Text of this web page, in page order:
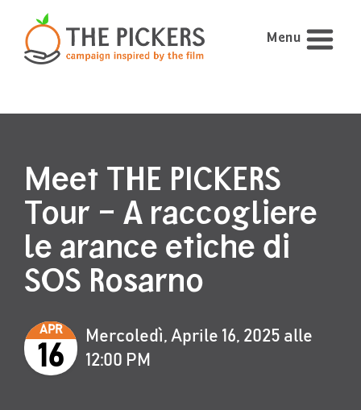
Menu
Meet THE PICKERS
Tour – A raccogliere
le arance etiche di
SOS Rosarno
APR
16
Mercoledì, Aprile 16, 2025 alle
12:00 PM